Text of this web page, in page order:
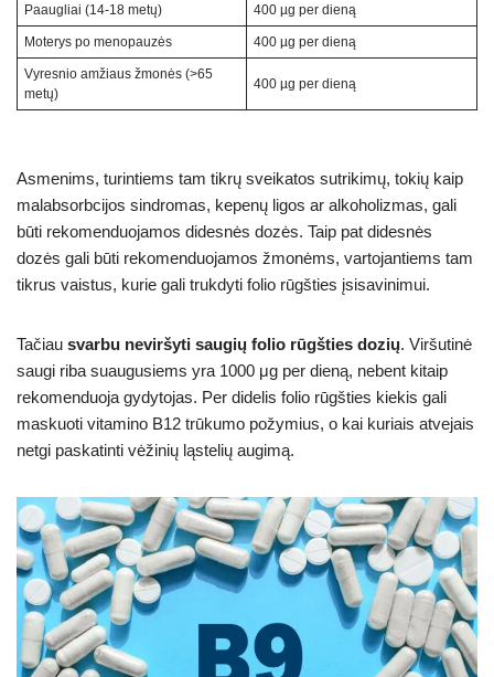
Paaugliai (14-18 metų) 400 µg per dieną
Moterys po menopauzės 400 µg per dieną
Vyresnio amžiaus žmonės (>65
metų)
400 µg per dieną
Asmenims, turintiems tam tikrų sveikatos sutrikimų, tokių kaip
malabsorbcijos sindromas, kepenų ligos ar alkoholizmas, gali
būti rekomenduojamos didesnės dozės. Taip pat didesnės
dozės gali būti rekomenduojamos žmonėms, vartojantiems tam
tikrus vaistus, kurie gali trukdyti folio rūgšties įsisavinimui.
Tačiau svarbu neviršyti saugių folio rūgšties dozių. Viršutinė
saugi riba suaugusiems yra 1000 μg per dieną, nebent kitaip
rekomenduoja gydytojas. Per didelis folio rūgšties kiekis gali
maskuoti vitamino B12 trūkumo požymius, o kai kuriais atvejais
netgi paskatinti vėžinių ląstelių augimą.